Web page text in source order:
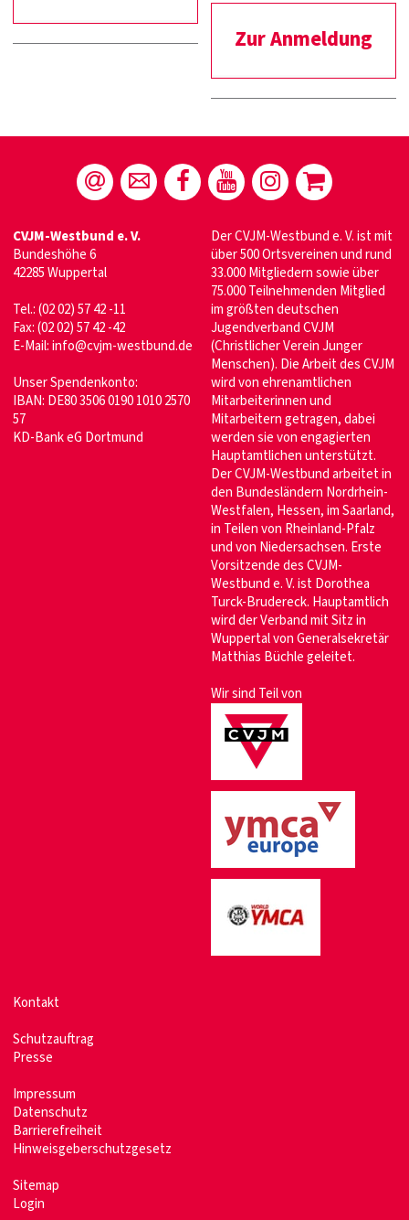
Zur Anmeldung
CVJM-Westbund e. V.
Bundeshöhe 6
42285 Wuppertal
Tel.: (02 02) 57 42 -11
Fax: (02 02) 57 42 -42
E-Mail:info@cvjm-westbund.de
Unser Spendenkonto:
IBAN: DE80 3506 0190 1010 2570
57
KD-Bank eG Dortmund
Der CVJM-Westbund e. V. ist mit
über 500 Ortsvereinen und rund
33.000 Mitgliedern sowie über
75.000 Teilnehmenden Mitglied
im größten deutschen
Jugendverband CVJM
(Christlicher Verein Junger
Menschen). Die Arbeit des CVJM
wird von ehrenamtlichen
Mitarbeiterinnen und
Mitarbeitern getragen, dabei
werden sie von engagierten
Hauptamtlichen unterstützt.
Der CVJM-Westbund arbeitet in
den Bundesländern Nordrhein-
Westfalen, Hessen, im Saarland,
in Teilen von Rheinland-Pfalz
und von Niedersachsen. Erste
Vorsitzende des CVJM-
Westbund e. V. ist Dorothea
Turck-Brudereck. Hauptamtlich
wird der Verband mit Sitz in
Wuppertal von Generalsekretär
Matthias Büchle geleitet.
Wir sind Teil von
Kontakt
Schutzauftrag
Presse
Impressum
Datenschutz
Barrierefreiheit
Hinweisgeberschutzgesetz
Sitemap
Login